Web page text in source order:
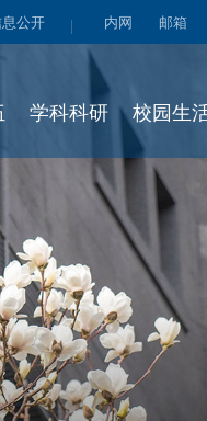
公开 内网 邮箱
学科科研 校园生